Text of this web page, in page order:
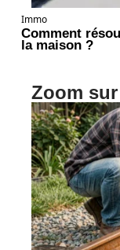
Immo
Comment
la maison ?
Zoom sur